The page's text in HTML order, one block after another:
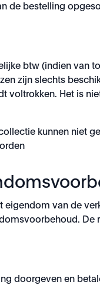
de bestelling
btw (indien van
zijn slechts
voltrokken. Het is
kunnen niet
eigendom van de
doorgeven en